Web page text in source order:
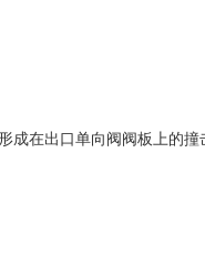
在出口单向阀阀板上的撞